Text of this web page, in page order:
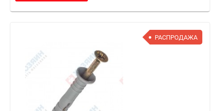
РАСПРОДАЖА